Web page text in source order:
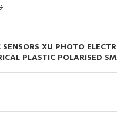
XU PHOTO
PLASTIC POLARISED